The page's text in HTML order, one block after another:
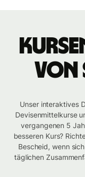
von
Unser interaktives
Devisenmittelkurse
vergangenen 5
besseren Kurs?
Bescheid, wenn
täglichen